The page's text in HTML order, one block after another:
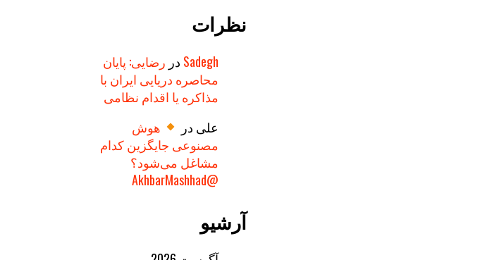
نظرات
Sadegh در رضایی: پایان
محاصره دریایی ایران با
مذاکره یا اقدام نظامی
علی در
هوش
مصنوعی جایگزین کدام
مشاغل می‌شود؟
@AkhbarMashhad
آرشیو